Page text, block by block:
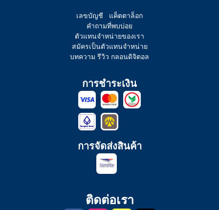
เลขบัญชี
แค็ตตาล็อก
คำถามที่พบบ่อย
ตัวแทนจำหน่ายของเรา
สมัครเป็นตัวแทนจำหน่าย
บทความ รีวิว กลอนดิจิตอล
การชำระเงิน
การจัดส่งสินค้า
ติดต่อเรา